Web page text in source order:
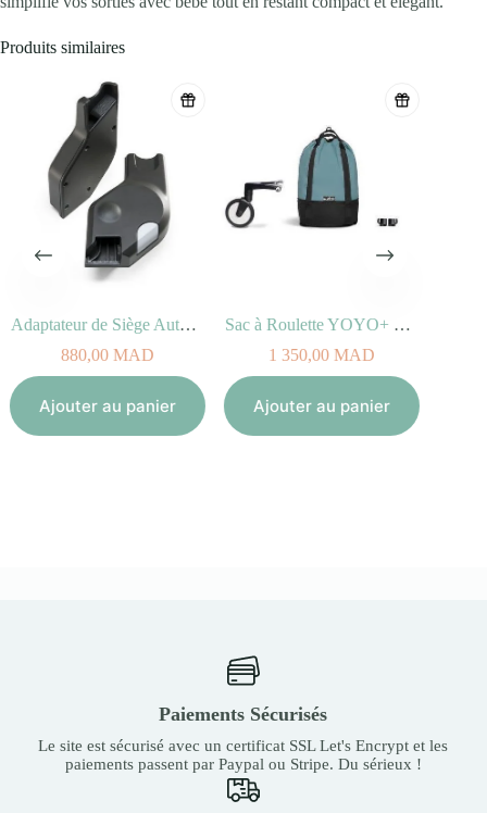
Produits similaires
Adaptateur de Siège Auto pour poussettes STOKKE®
880,00MAD
Ajouter au panier
Sac à Roulette YOYO+ Bag Aqua
1 350,00MAD
Ajouter au panier
Paiements Sécurisés
Le site est sécurisé avec un certificat SSL Let's Encrypt et les
paiements passent par Paypal ou Stripe. Du sérieux !